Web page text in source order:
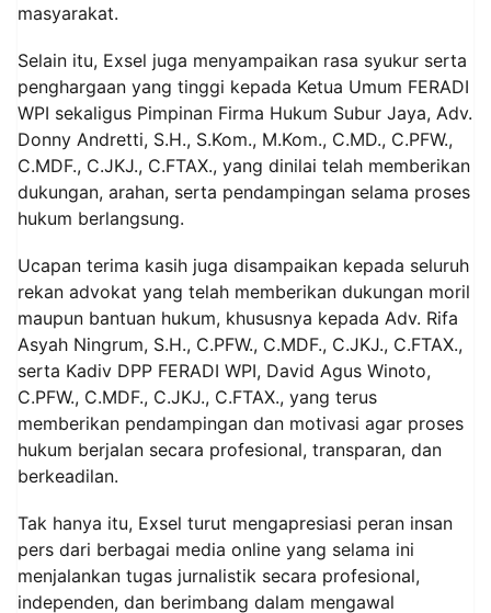
masyarakat.
Selain itu, Exsel juga menyampaikan rasa syukur serta
penghargaan yang tinggi kepada Ketua Umum FERADI
WPI sekaligus Pimpinan Firma Hukum Subur Jaya, Adv.
Donny Andretti, S.H., S.Kom., M.Kom., C.MD., C.PFW.,
C.MDF., C.JKJ., C.FTAX., yang dinilai telah memberikan
dukungan, arahan, serta pendampingan selama proses
hukum berlangsung.
Ucapan terima kasih juga disampaikan kepada seluruh
rekan advokat yang telah memberikan dukungan moril
maupun bantuan hukum, khususnya kepada Adv. Rifa
Asyah Ningrum, S.H., C.PFW., C.MDF., C.JKJ., C.FTAX.,
serta Kadiv DPP FERADI WPI, David Agus Winoto,
C.PFW., C.MDF., C.JKJ., C.FTAX., yang terus
memberikan pendampingan dan motivasi agar proses
hukum berjalan secara profesional, transparan, dan
berkeadilan.
Tak hanya itu, Exsel turut mengapresiasi peran insan
pers dari berbagai media online yang selama ini
menjalankan tugas jurnalistik secara profesional,
independen, dan berimbang dalam mengawal